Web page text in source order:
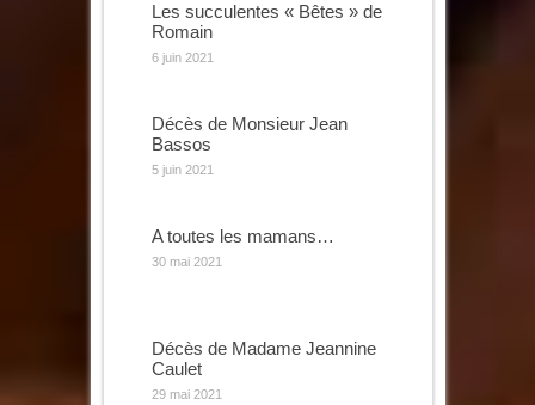
Les succulentes « Bêtes » de
Romain
6 juin 2021
Décès de Monsieur Jean
Bassos
5 juin 2021
A toutes les mamans…
30 mai 2021
Décès de Madame Jeannine
Caulet
29 mai 2021